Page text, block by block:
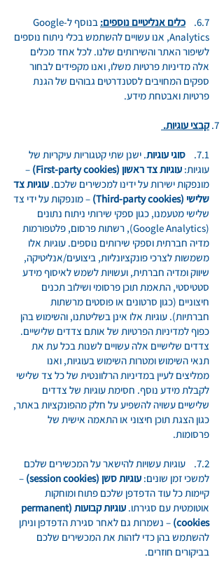
6.7. כלים אנליטיים נוספים:
בנוסף ל-Google
Analytics, אנו עשויים להשתמש בכלי ניתוח נוספים
לשיפור האתר והשירותים שלנו. לכל אחד מכלים
אלה מדיניות פרטיות משלו, ואנו מקפידים לבחור
ספקים המחויבים לסטנדרטים גבוהים של הגנת
פרטיות ואבטחת מידע.
קבצי עוגיות.
7.1. סוגי עוגיות. ישנן שתי קטגוריות עיקריות של
עוגיות: עוגיות צד ראשון (First-party cookies)
–
מונפקות ישירות על ידינו למכשירים שלכם. עוגיות צד
שלישי (Third-party cookies)
– מונפקות על ידי צד
שלישי מטעמנו, כגון ספקי שירותי ניתוח נתונים
(Google Analytics), רשתות פרסום, פלטפורמות
מדיה חברתית וספקי שירותים נוספים. עוגיות אלו
משמשות לצרכי פונקציונליות, ביצועים/אנליטיקה,
שיווק ומדיה חברתית, ועשויות לשמש לאיסוף מידע
סטטיסטי, התאמת תוכן פרסומי ושילוב תכנים
חיצוניים (כגון סרטונים או פוסטים מרשתות
חברתיות). עוגיות אלו אינן בשליטתנו, והשימוש בהן
כפוף למדיניות הפרטיות של אותם צדדים שלישיים.
צדדים שלישיים אלה עשויים לשנות בכל עת את
תנאי השימוש ומטרות השימוש בעוגיות, ואנו
ממליצים לעיין במדיניות הרלוונטית של כל צד שלישי
לקבלת מידע נוסף. חסימת עוגיות של צדדים
שלישיים עשויה להשפיע על חלק מהפונקציות באתר,
כגון הצגת תוכן חיצוני או התאמה אישית של
פרסומות.
7.2. עוגיות עשויות להישאר על המכשירים שלכם
למשכי זמן שונים: עוגיות סשן (session cookies)
–
קיימות כל עוד הדפדפן שלכם פתוח ומוחקות
אוטומטית עם סגירתו.
עוגיות קבועות (permanent
cookies) – נשמרות גם לאחר סגירת הדפדפן וניתן
להשתמש בהן כדי לזהות את המכשירים שלכם
בביקורים חוזרים.